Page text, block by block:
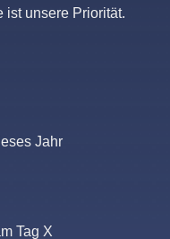
ist unsere Priorität.
Jahr
Tag X